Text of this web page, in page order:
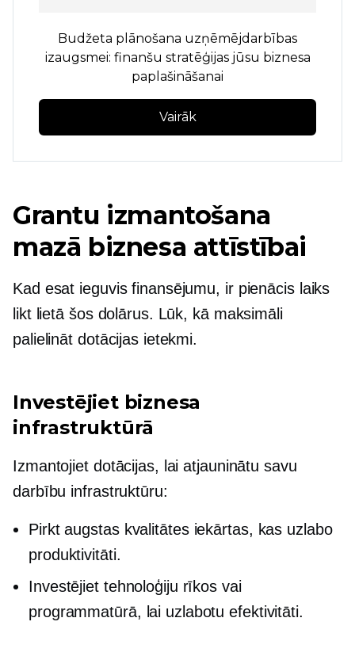
Budžeta plānošana uzņēmējdarbības
izaugsmei: finanšu stratēģijas jūsu biznesa
paplašināšanai
Vairāk
Grantu izmantošana
mazā biznesa attīstībai
Kad esat ieguvis finansējumu, ir pienācis laiks
likt lietā šos dolārus. Lūk, kā maksimāli
palielināt dotācijas ietekmi.
Investējiet biznesa
infrastruktūrā
Izmantojiet dotācijas, lai atjauninātu savu
darbību infrastruktūru:
Pirktaugstas kvalitātesiekārtas, kas uzlabo
produktivitāti.
Investējiet tehnoloģiju rīkos vai
programmatūrā, lai uzlabotu efektivitāti.